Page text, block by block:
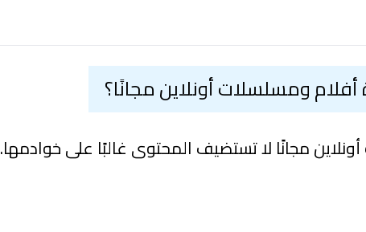
ومسلسلات أونلاين مجانًا؟
مجانًا لا تستضيف المحتوى غالبًا على خوادمها.